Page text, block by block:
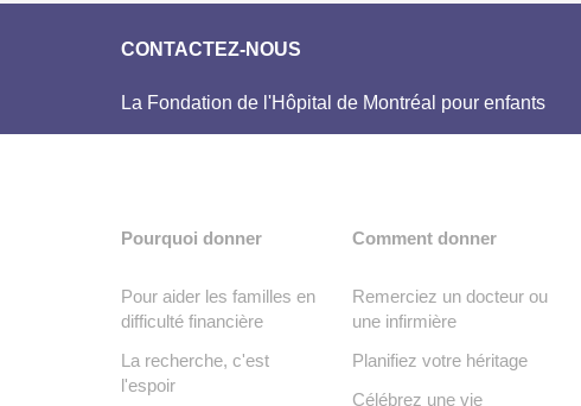
CONTACTEZ-NOUS
La Fondation de l'Hôpital de Montréal pour enfants
Pourquoi donner
Pour aider les familles en
difficulté financière
La recherche, c'est
l'espoir
Comment donner
Remerciez un docteur ou
une infirmière
Planifiez votre héritage
Célébrez une vie